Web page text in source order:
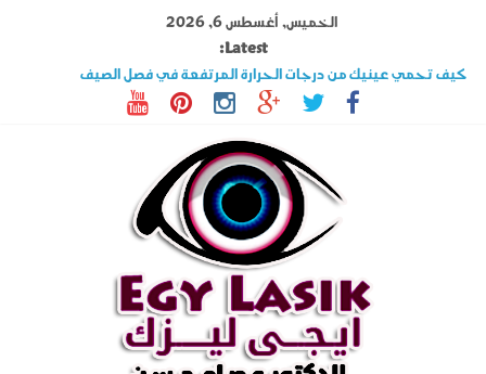
content
الخميس, أغسطس 6, 2026
Latest:
كيف تحمي عينيك من درجات الحرارة المرتفعة في فصل الصيف
تصوير القرنية أهم فحوصات عملية الليزك .. اكتشف المزيد عنه
قصر النظر وطول النظر الفرق بينهما وهل الليزك علاج فعال ؟
السوبراكور تقنية تخلصك من نظارة القراءة فى دقائق تعرف على شروطها
حول العين فى الأطفال والكبار الأسباب وأحدث طرق العلاج